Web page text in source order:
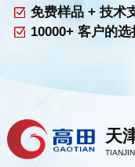
免费样品 + 技术
10000+ 客户的选
天